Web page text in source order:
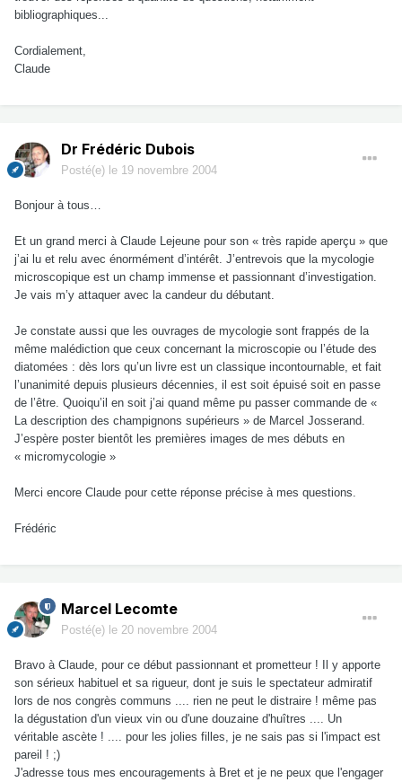
bibliographiques...
Cordialement,
Claude
Dr Frédéric Dubois
Posté(e) le 19 novembre 2004
Bonjour à tous…
Et un grand merci à Claude Lejeune pour son « très rapide aperçu » que
j’ai lu et relu avec énormément d’intérêt. J’entrevois que la mycologie
microscopique est un champ immense et passionnant d’investigation.
Je vais m’y attaquer avec la candeur du débutant.
Je constate aussi que les ouvrages de mycologie sont frappés de la
même malédiction que ceux concernant la microscopie ou l’étude des
diatomées : dès lors qu’un livre est un classique incontournable, et fait
l’unanimité depuis plusieurs décennies, il est soit épuisé soit en passe
de l’être. Quoiqu’il en soit j’ai quand même pu passer commande de «
La description des champignons supérieurs » de Marcel Josserand.
J’espère poster bientôt les premières images de mes débuts en
« micromycologie »
Merci encore Claude pour cette réponse précise à mes questions.
Frédéric
Marcel Lecomte
Posté(e) le 20 novembre 2004
Bravo à Claude, pour ce début passionnant et prometteur ! Il y apporte
son sérieux habituel et sa rigueur, dont je suis le spectateur admiratif
lors de nos congrès communs .... rien ne peut le distraire ! même pas
la dégustation d'un vieux vin ou d'une douzaine d'huîtres .... Un
véritable ascète ! .... pour les jolies filles, je ne sais pas si l'impact est
pareil ! ;)
J'adresse tous mes encouragements à Bret et je ne peux que l'engager